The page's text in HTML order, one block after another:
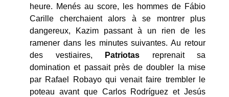
heure. Menés au score, les hommes de Fábio
Carille cherchaient alors à se montrer plus
dangereux, Kazim passant à un rien de les
ramener dans les minutes suivantes. Au retour
des vestiaires,
Patriotas reprenait sa
domination et passait près de doubler la mise
par Rafael Robayo qui venait faire trembler le
poteau avant que Carlos Rodríguez et Jesús